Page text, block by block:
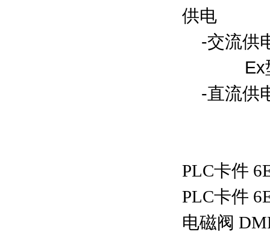
供电
-交流供
Ex型
-直流供
PLC卡件
PLC卡件
电磁阀